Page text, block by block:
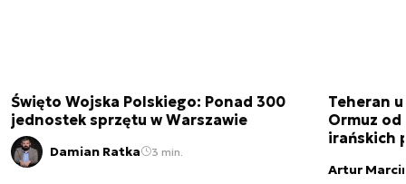
Święto Wojska Polskiego: Ponad 300
jednostek sprzętu w Warszawie
Damian Ratka 3 min.
Teheran
Ormuz
irańskich
Artur